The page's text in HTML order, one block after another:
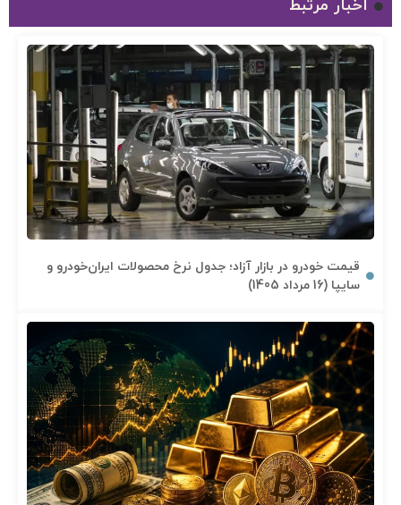
اخبار مرتبط
قیمت خودرو در بازار آزاد؛ جدول نرخ محصولات ایران‌خودرو و
سایپا (16 مرداد 1405)